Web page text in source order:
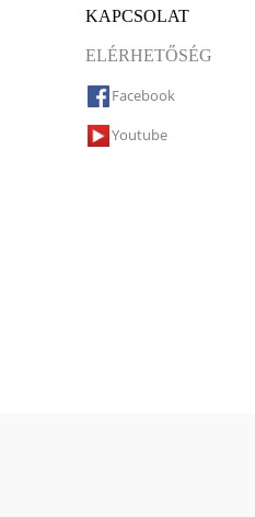
KAPCSOLAT
ELÉRHETŐSÉG
Facebook
Youtube